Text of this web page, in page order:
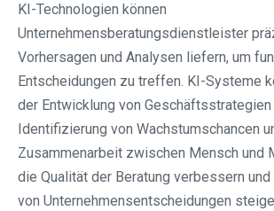
KI-Technologien können
Unternehmensberatungsdienstleister
Vorhersagen und Analysen liefern, um
Entscheidungen zu treffen. KI-Systeme
der Entwicklung von Geschäftsstrategien
Identifizierung von Wachstumschancen
Zusammenarbeit zwischen Mensch und
die Qualität der Beratung verbessern
von Unternehmensentscheidungen